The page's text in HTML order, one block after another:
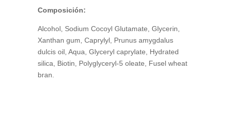
Composición:
Alcohol, Sodium Cocoyl Glutamate, Glycerin,
Xanthan gum, Caprylyl, Prunus amygdalus
dulcis oil, Aqua, Glyceryl caprylate, Hydrated
silica, Biotin, Polyglyceryl-5 oleate, Fusel wheat
bran.